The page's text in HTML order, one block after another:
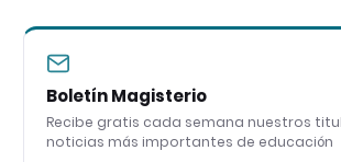
Boletín Magisterio
Recibe gratis cada semana nuestros
noticias más importantes de educación